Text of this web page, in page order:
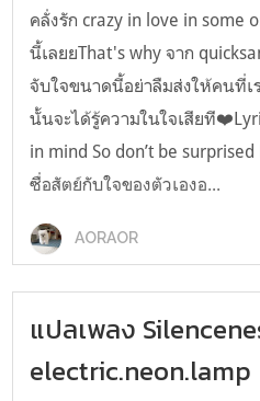
คลั่งรัก crazy in love in some
นี้เลยยThat's why จาก
จับใจขนาดนี้อย่าลืมส่งให้คนที่เ
นั้นจะได้รู้ความในใจเสียที
in mind So don’t be surprised
ซื่อสัตย์กับใจของตัวเองอ...
AORAOR
แปลเพลง
electric.neon.lamp